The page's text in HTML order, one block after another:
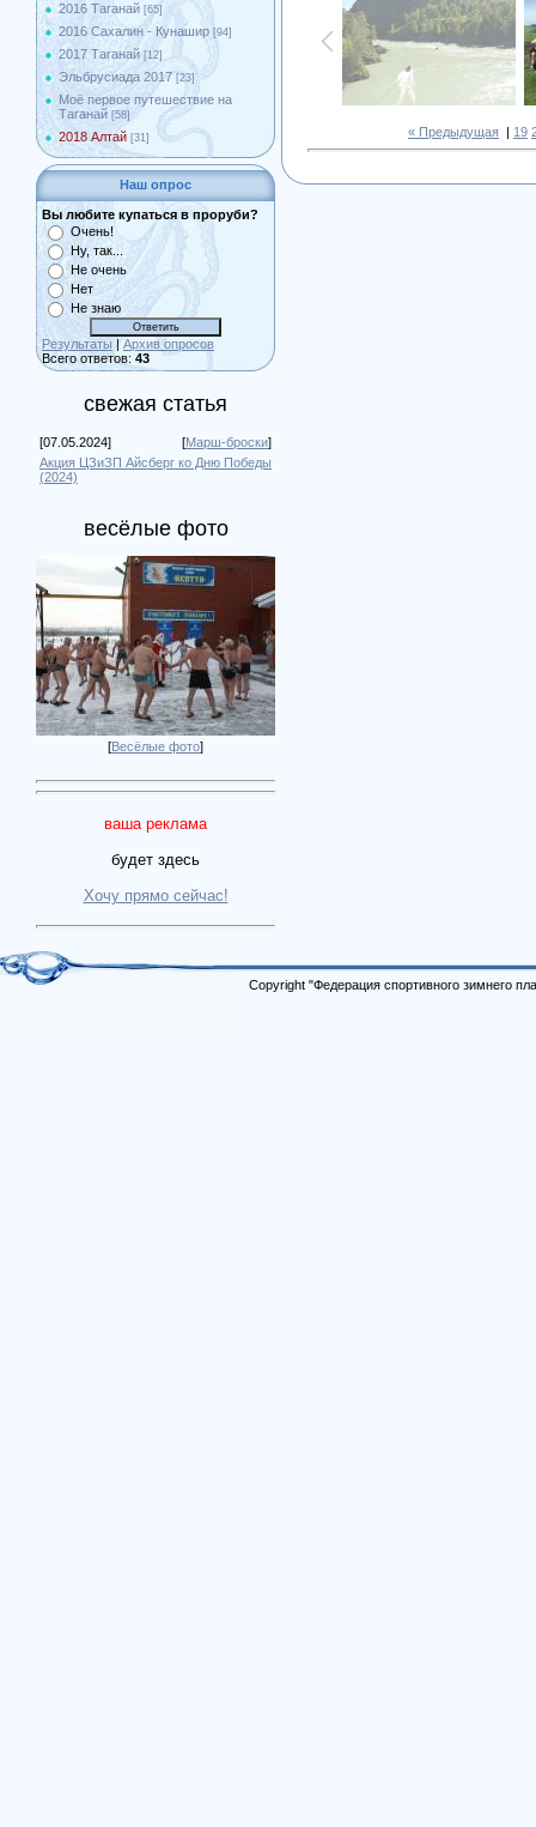
2016 Таганай [65]
2016 Сахалин - Кунашир [94]
2017 Таганай [12]
Эльбрусиада 2017 [23]
Моё первое путешествие на
Таганай [58]
2018 Алтай [31]
Наш опрос
Вы любите купаться в проруби?
Очень!
Ну, так...
Не очень
Нет
Не знаю
Результаты | Архив опросов
Всего ответов: 43
свежая статья
[07.05.2024] [Марш-броски]
Акция ЦЗиЗП Айсберг ко Дню Победы
(2024)
весёлые фото
[Весёлые фото]
ваша реклама
будет здесь
Хочу прямо сейчас!
« Предыдущая | 19
Copyright "Федерация спортивного зимнего